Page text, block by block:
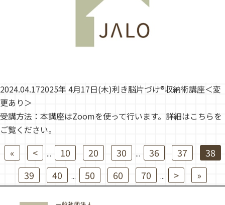
2024.04.172025年 4月17日(木)利き脳片づけ®収納術講座＜変
更あり＞
受講方法：本講座はZoomを使って行います。詳細はこちらを
ご覧ください。
« < ... 10 20 30 ... 36 37
38
39
40 ... 50 60 70 ... > »